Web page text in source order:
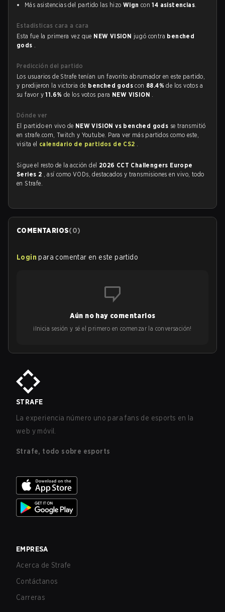
Más asistencias del partido las hizo Wign con14 asistencias.
Estadísticas cara a cara
Esta fue la primera vez que NEW VISION jugó contra benched
gods .
Predicción del partido
Los usuarios de Strafe tenían un favorito abrumador en este partido,
y predijeron la victoria de benched godscon 88.4%de los votos a
su favor y11.6% de los votos para NEW VISION .
Dónde ver
El partido en vivo de NEW VISION vs benched gods se transmitió
en strafe.com, Twitch y Youtube. Para ver más partidos como este,
visita el calendario de partidos de CS2 .
Sigue el resto de la acción del 2026 CCT Challengers Europe
Series 2 , así como VODs, destacados y transmisiones en vivo, todo
en Strafe.
COMENTARIOS(0)
Login para comentar en este partido
Aún no hay comentarios
¡Inicia sesión y sé el primero en comenzar la conversación!
STRAFE
La experiencia número uno para fans de esports en la
web y móvil.
Strafe, todo sobre esports
EMPRESA
Acerca de Strafe
Contáctanos
Carreras